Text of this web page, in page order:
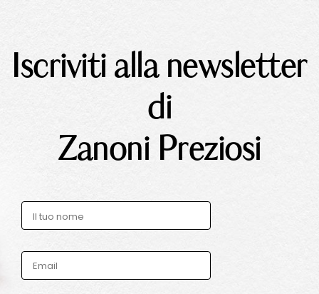
Iscriviti alla newsletter
di
Zanoni Preziosi